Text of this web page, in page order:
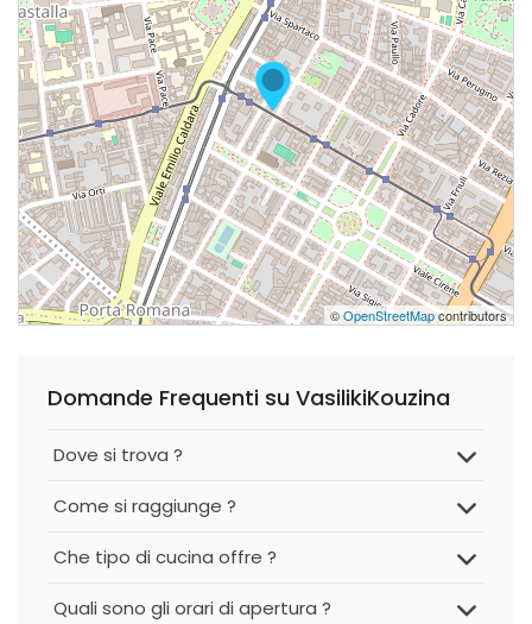
©OpenStreetMapcontributors
Domande Frequenti su VasilikiKouzina
Dove si trova ?
Come si raggiunge ?
Che tipo di cucina offre ?
Quali sono gli orari di apertura ?